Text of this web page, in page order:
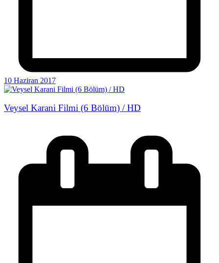
10 Haziran 2017
Veysel Karani Filmi (6 Bölüm) / HD